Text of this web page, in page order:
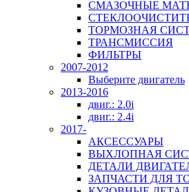
СМАЗОЧНЫЕ
ТОРМОЗНАЯ
ТРАНСМИССИЯ
ФИЛЬТРЫ
2007-2012
Выберите двигатель
2013-2016
двиг.: 2.0i
двиг.: 2.4i
2017-
АКСЕССУАРЫ
ВЫХЛОПНАЯ
ДЕТАЛИ
ЗАПЧАСТИ ДЛЯ